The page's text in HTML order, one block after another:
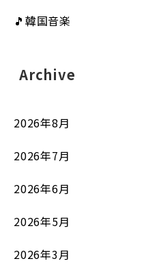
🎵韓国音楽
Archive
2026年8月
2026年7月
2026年6月
2026年5月
2026年3月